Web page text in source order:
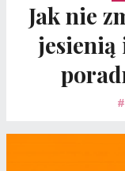
Jak nie
jesienią